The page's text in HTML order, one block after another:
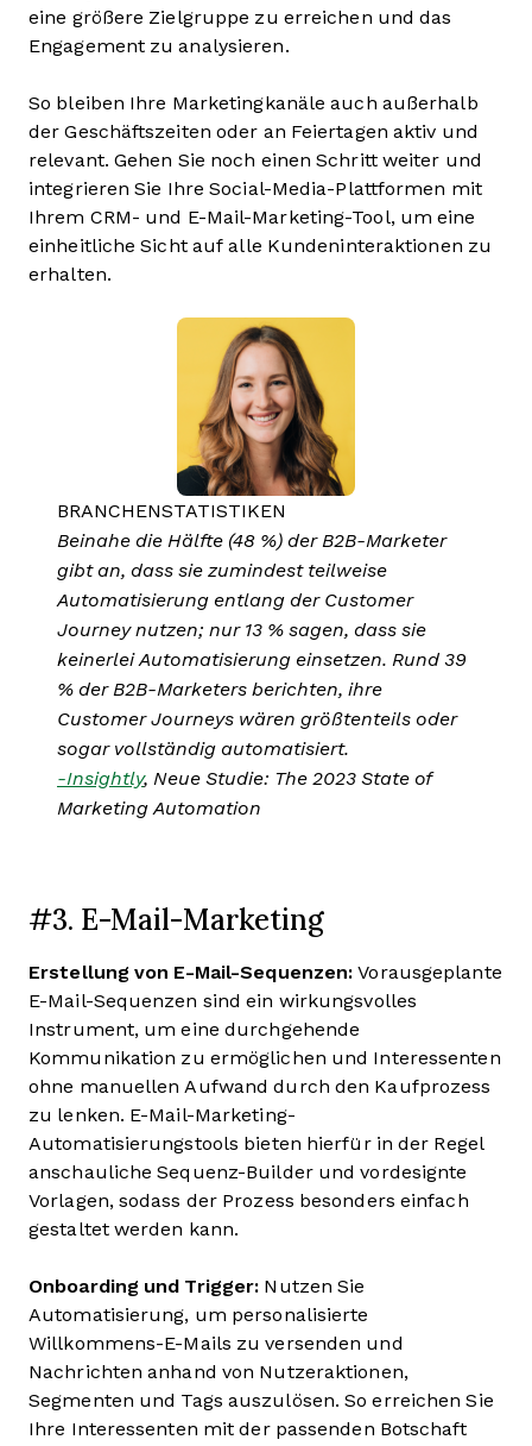
eine größere Zielgruppe zu erreichen und das
Engagement zu analysieren.
So bleiben Ihre Marketingkanäle auch außerhalb
der Geschäftszeiten oder an Feiertagen aktiv und
relevant. Gehen Sie noch einen Schritt weiter und
integrieren Sie Ihre Social-Media-Plattformen mit
Ihrem CRM- und E-Mail-Marketing-Tool, um eine
einheitliche Sicht auf alle Kundeninteraktionen zu
erhalten.
BRANCHENSTATISTIKEN
Beinahe die Hälfte (48 %) der B2B-Marketer
gibt an, dass sie zumindest teilweise
Automatisierung entlang der Customer
Journey nutzen; nur 13 % sagen, dass sie
keinerlei Automatisierung einsetzen. Rund 39
% der B2B-Marketers berichten, ihre
Customer Journeys wären größtenteils oder
sogar vollständig automatisiert.
-Insightly, Neue Studie: The 2023 State of
Marketing Automation
#3. E-Mail-Marketing
Erstellung von E-Mail-Sequenzen: Vorausgeplante
E-Mail-Sequenzen sind ein wirkungsvolles
Instrument, um eine durchgehende
Kommunikation zu ermöglichen und Interessenten
ohne manuellen Aufwand durch den Kaufprozess
zu lenken. E-Mail-Marketing-
Automatisierungstools bieten hierfür in der Regel
anschauliche Sequenz-Builder und vordesignte
Vorlagen, sodass der Prozess besonders einfach
gestaltet werden kann.
Onboarding und Trigger: Nutzen Sie
Automatisierung, um personalisierte
Willkommens-E-Mails zu versenden und
Nachrichten anhand von Nutzeraktionen,
Segmenten und Tags auszulösen. So erreichen Sie
Ihre Interessenten mit der passenden Botschaft